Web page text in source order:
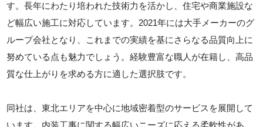
す。長年にわたり培われた技術力を活かし、住宅や商業施設な
ど幅広い施工に対応しています。2021年には大手メーカーのグ
ループ会社となり、これまでの実績を基にさらなる品質向上に
努めている点も魅力でしょう。経験豊富な職人が在籍し、高品
質な仕上がりを求める方に適した選択肢です。
同社は、東北エリアを中心に地域密着型のサービスを展開して
います。内装工事に関する幅広いニーズに応える柔軟性があ